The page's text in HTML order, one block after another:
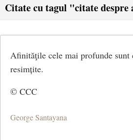
Citate cu tagul "citate despre
Afinităţile cele mai profunde sunt
resimțite.
© CCC
George Santayana